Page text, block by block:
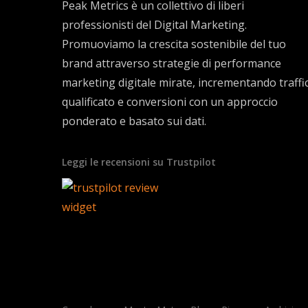
Peak Metrics è un collettivo di liberi
professionisti del Digital Marketing.
Promuoviamo la crescita sostenibile del tuo
brand attraverso strategie di performance
marketing digitale mirate, incrementando
qualificato e conversioni con un approccio
ponderato e basato sui dati.
Leggi le recensioni su Trustpilot